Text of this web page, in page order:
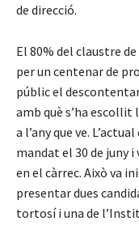
de direcció.
El 80% del claustre
per un centenar de
públic el
amb què s’ha
a l’any que ve.
mandat el 30 de juny
en el càrrec. Això va
presentar dues
tortosí i una de